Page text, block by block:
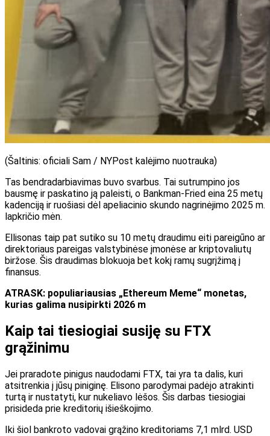
(Šaltinis: oficiali Sam / NYPost kalėjimo nuotrauka)
Tas bendradarbiavimas buvo svarbus. Tai sutrumpino jos
bausmę ir paskatino ją paleisti, o Bankman-Fried eina 25 metų
kadenciją ir ruošiasi dėl apeliacinio skundo nagrinėjimo 2025 m.
lapkričio mėn.
Ellisonas taip pat sutiko su 10 metų draudimu eiti pareigūno ar
direktoriaus pareigas valstybinėse įmonėse ar kriptovaliutų
biržose. Šis draudimas blokuoja bet kokį ramų sugrįžimą į
finansus.
ATRASK: populiariausias „Ethereum Meme“ monetas,
kurias galima nusipirkti 2026 m
Kaip tai tiesiogiai susiję su FTX
grąžinimu
Jei praradote pinigus naudodami FTX, tai yra ta dalis, kuri
atsitrenkia į jūsų piniginę. Elisono parodymai padėjo atrakinti
turtą ir nustatyti, kur nukeliavo lėšos. Šis darbas tiesiogiai
prisideda prie kreditorių išieškojimo.
Iki šiol bankroto vadovai grąžino kreditoriams 7,1 mlrd. USD